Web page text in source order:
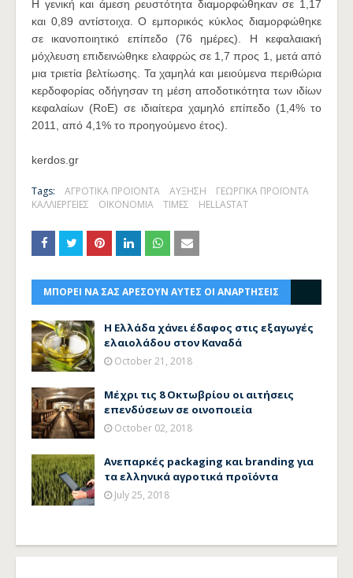
Η γενική και άμεση ρευστότητα διαμορφώθηκαν σε 1,17
και 0,89 αντίστοιχα. Ο εμπορικός κύκλος διαμορφώθηκε
σε ικανοποιητικό επίπεδο (76 ημέρες). Η κεφαλαιακή
μόχλευση επιδεινώθηκε ελαφρώς σε 1,7 προς 1, μετά από
μια τριετία βελτίωσης. Τα χαμηλά και μειούμενα περιθώρια
κερδοφορίας οδήγησαν τη μέση αποδοτικότητα των ιδίων
κεφαλαίων (RoE) σε ιδιαίτερα χαμηλό επίπεδο (1,4% το
2011, από 4,1% το προηγούμενο έτος).
kerdos.gr
Tags: ΑΓΡΟΤΙΚΑ ΠΡΟΪΟΝΤΑ ΑΥΞΗΣΗ
ΓΕΩΡΓΙΚΑ ΠΡΟΪΟΝΤΑ
ΚΑΛΛΙΕΡΓΕΙΕΣ
ΟΙΚΟΝΟΜΙΑ ΤΙΜΕΣ HELLASTAT
ΜΠΟΡΕΙ ΝΑ ΣΑΣ ΑΡΕΣΟΥΝ ΑΥΤΕΣ ΟΙ ΑΝΑΡΤΗΣΕΙΣ
Η Ελλάδα χάνει έδαφος στις εξαγωγές
ελαιολάδου στον Καναδά
October 21, 2018
Μέχρι τις 8 Οκτωβρίου οι αιτήσεις
επενδύσεων σε οινοποιεία
October 02, 2018
Ανεπαρκές packaging και branding για
τα ελληνικά αγροτικά προϊόντα
July 25, 2018